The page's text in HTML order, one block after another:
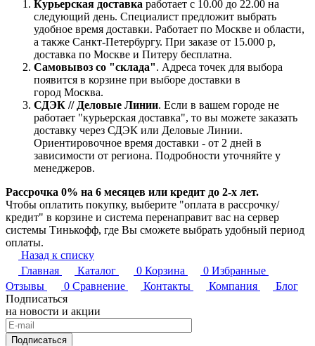
Курьерская доставка работает с 10.00 до 22.00 на
следующий день. Специалист предложит выбрать
удобное время доставки. Работает по Москве и области,
а также Санкт-Петербургу. При заказе от 15.000 р,
доставка по Москве и Питеру бесплатна.
Самовывоз со "склада". Адреса точек для выбора
появится в корзине при выборе доставки в
город Москва.
СДЭК // Деловые Линии. Если в вашем городе не
работает "курьерская доставка", то вы можете заказать
доставку через СДЭК или Деловые Линии.
Ориентировочное время доставки - от 2 дней в
зависимости от региона. Подробности уточняйте у
менеджеров.
Рассрочка 0% на 6 месяцев или кредит до 2-х лет.
Чтобы оплатить покупку, выберите "оплата в рассрочку/
кредит" в корзине и система перенаправит вас на сервер
системы Тинькофф, где Вы сможете выбрать удобный период
оплаты.
Назад к списку
Главная
Каталог 0 Корзина 0 Избранные
Отзывы
0 Сравнение Контакты Компания
Блог
Подписаться
на новости и акции
Подписаться